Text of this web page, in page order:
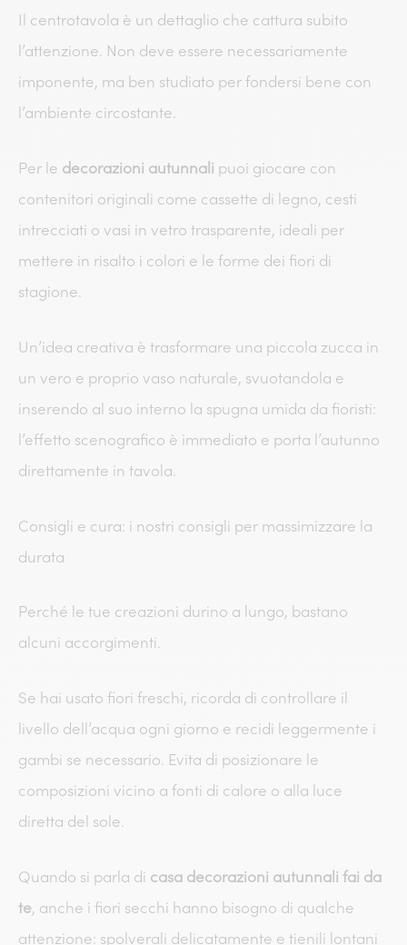
Il centrotavola è un dettaglio che cattura subito
l’attenzione. Non deve essere necessariamente
imponente, ma ben studiato per fondersi bene con
l’ambiente circostante.
Per le decorazioni autunnali puoi giocare con
contenitori originali come cassette di legno, cesti
intrecciati o vasi in vetro trasparente, ideali per
mettere in risalto i colori e le forme dei fiori di
stagione.
Un’idea creativa è trasformare una piccola zucca in
un vero e proprio vaso naturale, svuotandola e
inserendo al suo interno la spugna umida da fioristi:
l’effetto scenografico è immediato e porta l’autunno
direttamente in tavola.
Consigli e cura: i nostri consigli per massimizzare la
durata
Perché le tue creazioni durino a lungo, bastano
alcuni accorgimenti.
Se hai usato fiori freschi, ricorda di controllare il
livello dell’acqua ogni giorno e recidi leggermente i
gambi se necessario. Evita di posizionare le
composizioni vicino a fonti di calore o alla luce
diretta del sole.
Quando si parla di casa decorazioni autunnali fai da
te, anche i fiori secchi hanno bisogno di qualche
attenzione: spolverali delicatamente e tienili lontani